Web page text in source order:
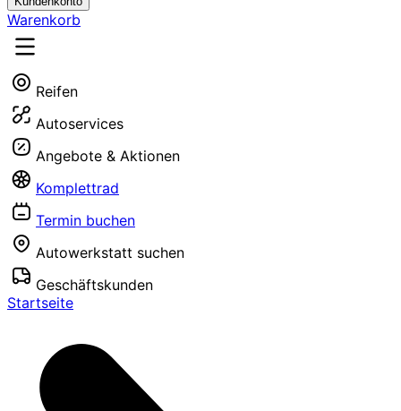
Warenkorb
Reifen
Autoservices
Angebote & Aktionen
Komplettrad
Termin buchen
Autowerkstatt suchen
Geschäftskunden
Startseite